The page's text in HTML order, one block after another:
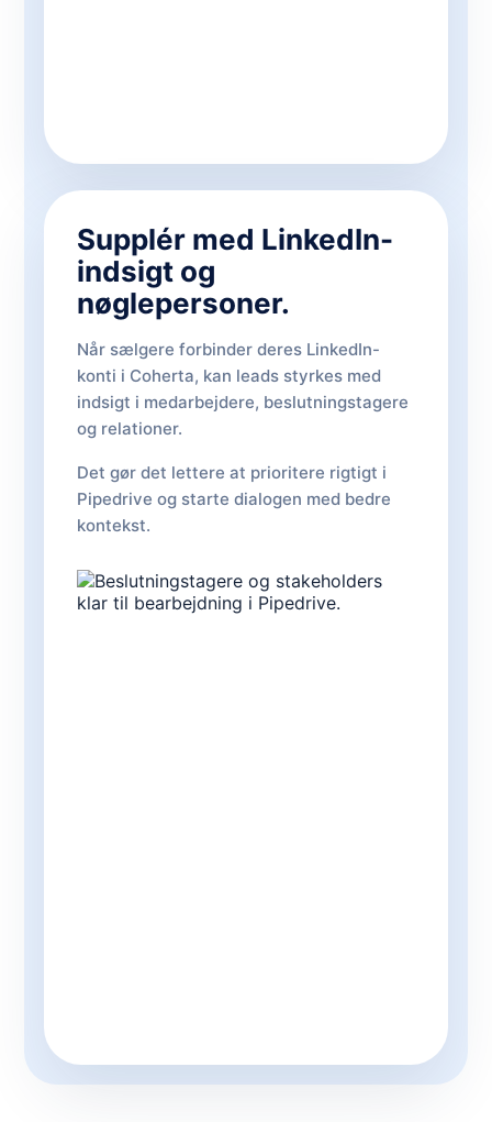
Supplér med LinkedIn-
indsigt og
nøglepersoner.
Når sælgere forbinder deres LinkedIn-
konti i Coherta, kan leads styrkes med
indsigt i medarbejdere, beslutningstagere
og relationer.
Det gør det lettere at prioritere rigtigt i
Pipedrive og starte dialogen med bedre
kontekst.